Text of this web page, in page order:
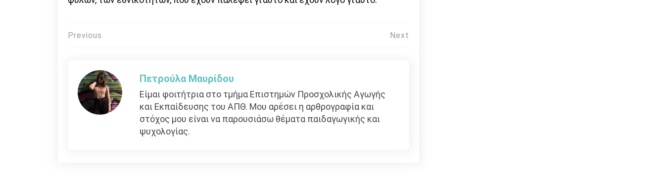
Πλοήγηση
Previous Next
Πετρούλα Μαυρίδου
Είμαι φοιτήτρια στο τμήμα Επιστημών Προσχολικής Αγωγής
και Εκπαίδευσης του ΑΠΘ. Μου αρέσει η αρθρογραφία και
στόχος μου είναι να παρουσιάσω θέματα παιδαγωγικής και
ψυχολογίας.